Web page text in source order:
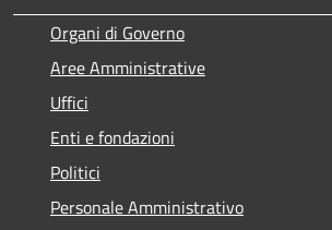
Organi di Governo
Aree Amministrative
Uffici
Enti e fondazioni
Politici
Personale Amministrativo